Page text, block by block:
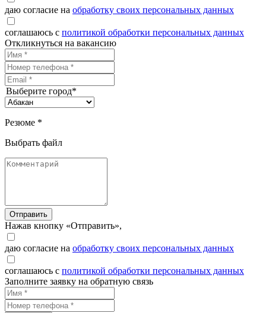
даю согласие на обработку своих персональных данных
соглашаюсь с политикой обработки персональных данных
Откликнуться на вакансию
Выберите город*
Резюме *
Выбрать файл
Отправить
Нажав кнопку «Отправить»,
даю согласие на обработку своих персональных данных
соглашаюсь с политикой обработки персональных данных
Заполните заявку на обратную связь